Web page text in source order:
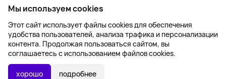
2023-2026 © DoBuy. Все права защищены
Правила обработки персональных данных
Пользовательское соглашение
Оферта
Создание сайта – NetLab
Мы используем cookies
Этот сайт использует файлы cookies для обеспечения
удобства пользователей, анализа трафика и персонализации
контента. Продолжая пользоваться сайтом, вы
соглашаетесь с использованием файлов cookies.
хорошо подробнее